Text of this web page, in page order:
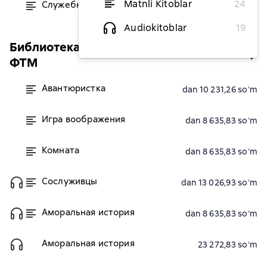
Matnli Kitoblar
24
Audiokitoblar
19
Служебный роман dan 19 745,32 soʻm
Библиотека драматургии Агентства
ФТМ
Авантюристка dan 10 231,26 soʻm
Игра воображения dan 8 635,83 soʻm
Комната dan 8 635,83 soʻm
Сослуживцы dan 13 026,93 soʻm
Аморальная история dan 8 635,83 soʻm
Аморальная история 23 272,83 soʻm